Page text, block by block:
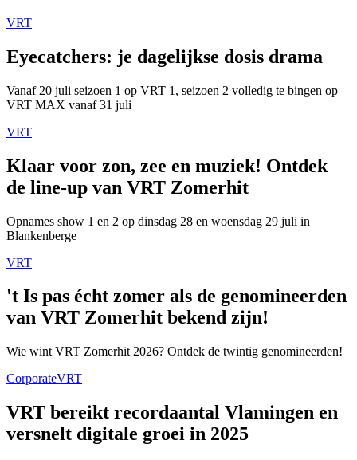
VRT
Eyecatchers: je dagelijkse dosis drama
Vanaf 20 juli seizoen 1 op VRT 1, seizoen 2 volledig te bingen op
VRT MAX vanaf 31 juli
VRT
Klaar voor zon, zee en muziek! Ontdek
de line-up van VRT Zomerhit
Opnames show 1 en 2 op dinsdag 28 en woensdag 29 juli in
Blankenberge
VRT
't Is pas écht zomer als de genomineerden
van VRT Zomerhit bekend zijn!
Wie wint VRT Zomerhit 2026? Ontdek de twintig genomineerden!
CorporateVRT
VRT bereikt recordaantal Vlamingen en
versnelt digitale groei in 2025